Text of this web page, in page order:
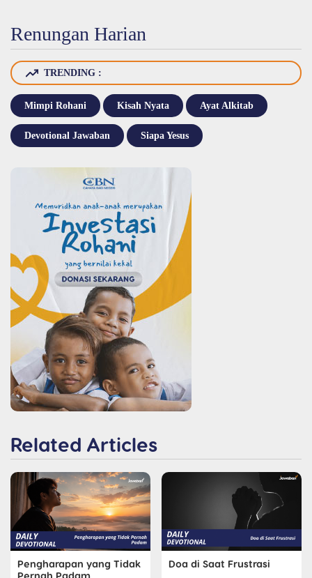
Renungan Harian
TRENDING :
Mimpi Rohani Kisah Nyata Ayat Alkitab
Devotional Jawaban Siapa Yesus
Related Articles
Pengharapan yang Tidak
Pernah Padam
Doa di Saat Frustrasi